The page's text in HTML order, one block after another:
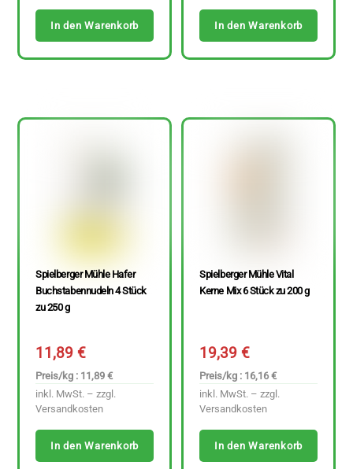
In den Warenkorb In den Warenkorb
Spielberger Mühle Hafer
Buchstabennudeln 4 Stück
zu 250 g
11,89€
Preis/kg : 11,89 €
inkl. MwSt. – zzgl.
Versandkosten
In den Warenkorb
Spielberger Mühle Vital
Kerne Mix 6 Stück zu 200 g
19,39€
Preis/kg : 16,16 €
inkl. MwSt. – zzgl.
Versandkosten
In den Warenkorb